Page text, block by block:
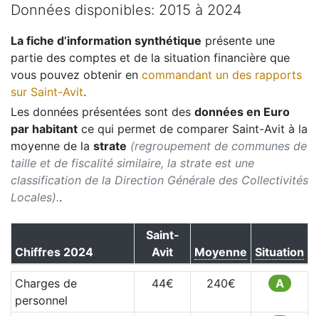
Données disponibles: 2015 à 2024
La fiche d’information synthétique présente une
partie des comptes et de la situation financière que
vous pouvez obtenir en commandant un des rapports
sur Saint-Avit.
Les données présentées sont des données en Euro
par habitant ce qui permet de comparer Saint-Avit à la
moyenne de la strate (regroupement de communes de
taille et de fiscalité similaire, la strate est une
classification de la Direction Générale des Collectivités
Locales)..
Chiffres 2024
Saint-
Avit
Moyenne Situation
Charges de
personnel
44€ 240€ A